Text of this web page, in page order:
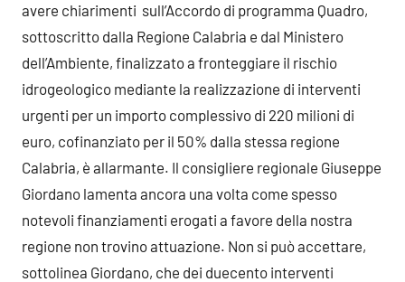
avere chiarimenti sull’Accordo di programma Quadro,
sottoscritto dalla Regione Calabria e dal Ministero
dell’Ambiente, finalizzato a fronteggiare il rischio
idrogeologico mediante la realizzazione di interventi
urgenti per un importo complessivo di 220 milioni di
euro, cofinanziato per il 50% dalla stessa regione
Calabria, è allarmante. Il consigliere regionale Giuseppe
Giordano lamenta ancora una volta come spesso
notevoli finanziamenti erogati a favore della nostra
regione non trovino attuazione. Non si può accettare,
sottolinea Giordano, che dei duecento interventi